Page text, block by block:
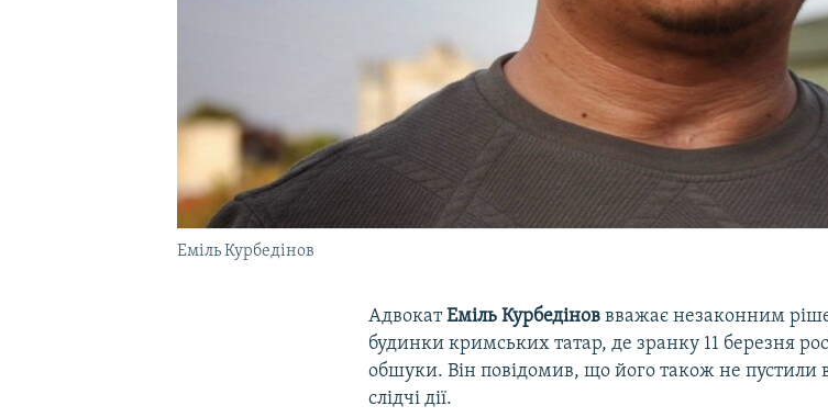
Еміль Курбедінов
АдвокатЕміль Курбедінов вважає незаконним
будинки кримських татар, де зранку 11 березня
обшуки. Він повідомив, що його також не пустили
слідчі дії.